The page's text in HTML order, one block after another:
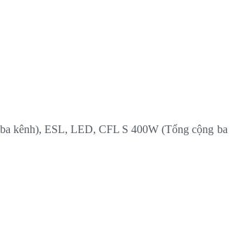
kênh), ESL, LED, CFL S 400W (Tổng cộng ba